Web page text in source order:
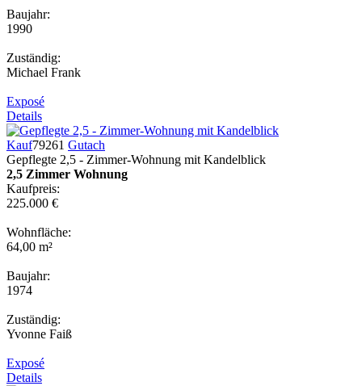
Baujahr:
1990
Zuständig:
Michael Frank
Exposé
Details
Kauf79261 Gutach
Gepflegte 2,5 - Zimmer-Wohnung mit Kandelblick
2,5 Zimmer Wohnung
Kaufpreis:
225.000 €
Wohnfläche:
64,00 m²
Baujahr:
1974
Zuständig:
Yvonne Faiß
Exposé
Details